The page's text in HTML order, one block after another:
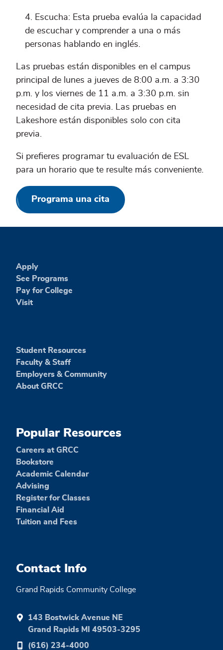
Escucha: Esta prueba evalúa la capacidad
de escuchar y comprender a una o más
personas hablando en inglés.
Las pruebas están disponibles en el campus
principal de lunes a jueves de 8:00 a.m. a 3:30
p.m. y los viernes de 11 a.m. a 3:30 p.m. sin
necesidad de cita previa. Las pruebas en
Lakeshore están disponibles solo con cita
previa.
Si prefieres programar tu evaluación de ESL
para un horario que te resulte más conveniente.
Programa una cita
Apply
See Programs
Pay for College
Visit
Student Resources
Faculty & Staff
Employers & Community
About GRCC
Popular Resources
Careers at GRCC
Bookstore
Academic Calendar
Advising
Register for Classes
Financial Aid
Tuition and Fees
Contact Info
Grand Rapids Community College
143 Bostwick Avenue NE
Grand Rapids MI 49503-3295
(616) 234-4000